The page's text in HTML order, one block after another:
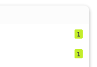
1
1